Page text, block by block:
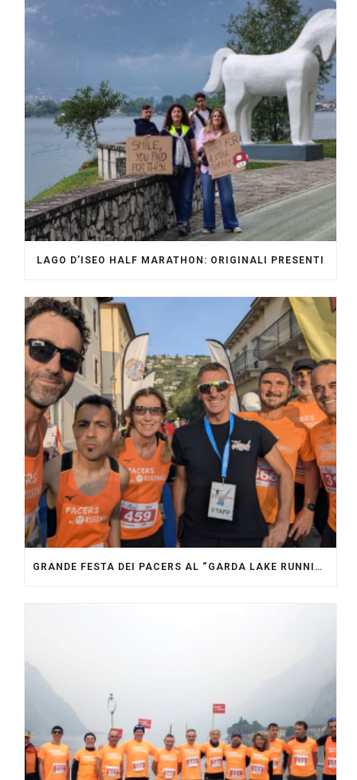
LAGO D’ISEO HALF MARATHON: ORIGINALI PRESENTI
GRANDE FESTA DEI PACERS AL “GARDA LAKE RUNNING FESTIVAL”